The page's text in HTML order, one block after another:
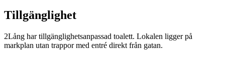
Tillgänglighet
2Lång har tillgänglighetsanpassad toalett. Lokalen ligger på
markplan utan trappor med entré direkt från gatan.